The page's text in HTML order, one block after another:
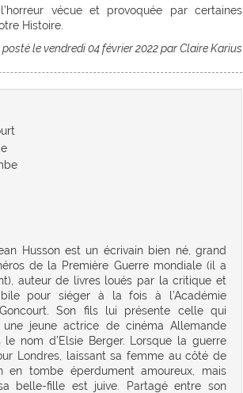
vécue et provoquée par certaines
Histoire.
le vendredi 04 février 2022 par Claire Karius
Husson est un écrivain bien né, grand
de la Première Guerre mondiale (il a
auteur de livres loués par la critique et
pour siéger à la fois à l’Académie
Son fils lui présente celle qui
jeune actrice de cinéma Allemande
nom d’Elsie Berger. Lorsque la guerre
Londres, laissant sa femme au côté de
en tombe éperdument amoureux, mais
belle-fille est juive. Partagé entre son